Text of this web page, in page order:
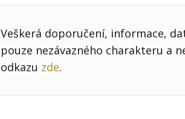
Veškerá doporučení, informace,
pouze nezávazného charakteru a
odkazu zde.